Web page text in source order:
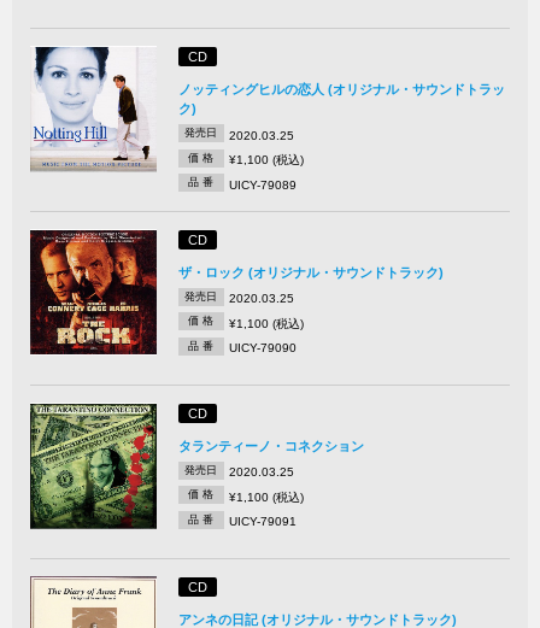
CD
ノッティングヒルの恋人 (オリジナル・サウンドトラッ
ク)
発売日 2020.03.25
価 格 ¥1,100 (税込)
品 番 UICY-79089
CD
ザ・ロック (オリジナル・サウンドトラック)
発売日 2020.03.25
価 格 ¥1,100 (税込)
品 番 UICY-79090
CD
タランティーノ・コネクション
発売日 2020.03.25
価 格 ¥1,100 (税込)
品 番 UICY-79091
CD
アンネの日記 (オリジナル・サウンドトラック)